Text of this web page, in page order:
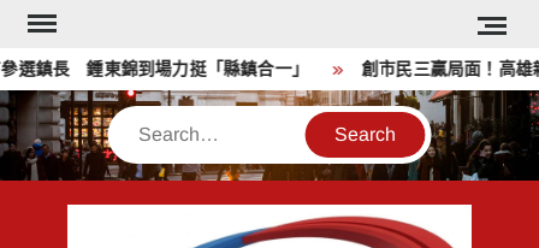
Skip
content
鎮長 鍾東錦到場力挺「縣鎮合一」 創市民三贏局面！高雄親
Search